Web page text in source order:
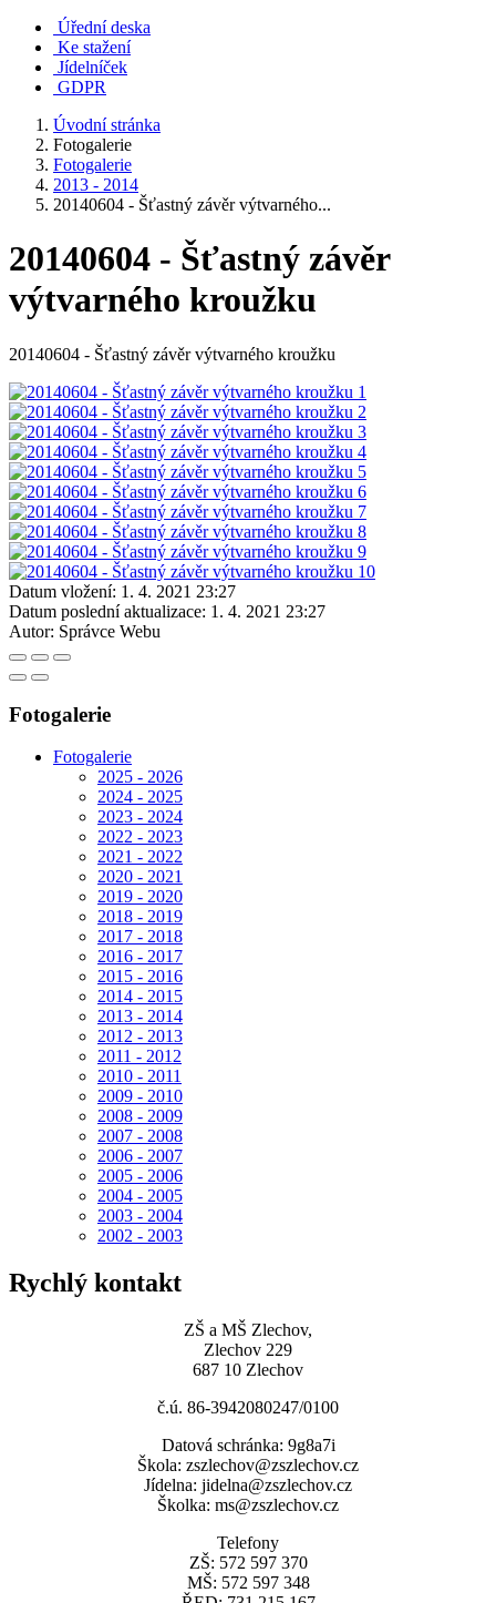
Úřední deska
Ke stažení
Jídelníček
GDPR
Úvodní stránka
Fotogalerie
Fotogalerie
2013 - 2014
20140604 - Šťastný závěr výtvarného...
20140604 - Šťastný závěr
výtvarného kroužku
20140604 - Šťastný závěr výtvarného kroužku
Datum vložení: 1. 4. 2021 23:27
Datum poslední aktualizace: 1. 4. 2021 23:27
Autor: Správce Webu
Fotogalerie
Fotogalerie
2025 - 2026
2024 - 2025
2023 - 2024
2022 - 2023
2021 - 2022
2020 - 2021
2019 - 2020
2018 - 2019
2017 - 2018
2016 - 2017
2015 - 2016
2014 - 2015
2013 - 2014
2012 - 2013
2011 - 2012
2010 - 2011
2009 - 2010
2008 - 2009
2007 - 2008
2006 - 2007
2005 - 2006
2004 - 2005
2003 - 2004
2002 - 2003
Rychlý kontakt
ZŠ a MŠ Zlechov,
Zlechov 229
687 10 Zlechov
č.ú. 86-3942080247/0100
Datová schránka: 9g8a7i
Škola: zszlechov@zszlechov.cz
Jídelna: jidelna@zszlechov.cz
Školka: ms@zszlechov.cz
Telefony
ZŠ: 572 597 370
MŠ: 572 597 348